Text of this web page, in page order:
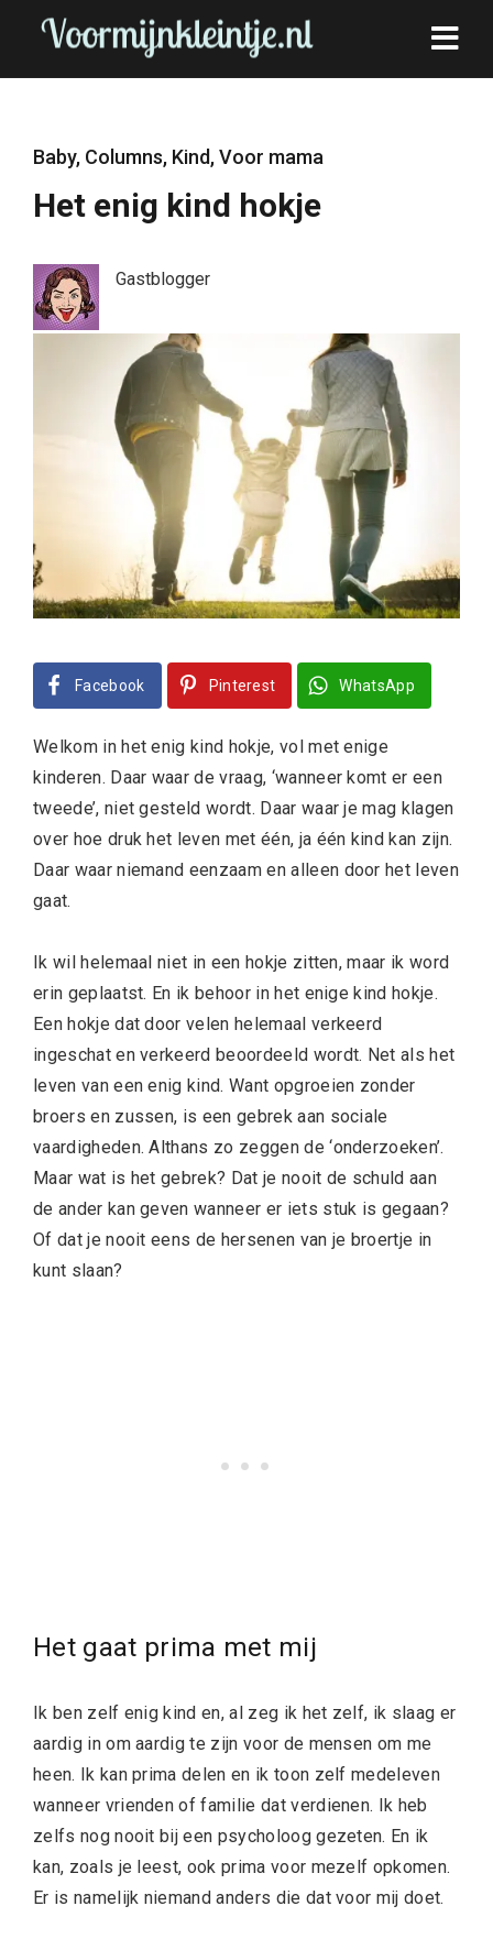
Baby, Columns, Kind,Voor mama
Het enig kind hokje
Gastblogger
Facebook Pinterest WhatsApp
Welkom in het enig kind hokje, vol met enige
kinderen. Daar waar de vraag, ‘wanneer komt er een
tweede’, niet gesteld wordt. Daar waar je mag klagen
over hoe druk het leven met één, ja één kind kan zijn.
Daar waar niemand eenzaam en alleen door het leven
gaat.
Ik wil helemaal niet in een hokje zitten, maar ik word
erin geplaatst. En ik behoor in het enige kind hokje.
Een hokje dat door velen helemaal verkeerd
ingeschat en verkeerd beoordeeld wordt. Net als het
leven van een enig kind. Want opgroeien zonder
broers en zussen, is een gebrek aan sociale
vaardigheden. Althans zo zeggen de ‘onderzoeken’.
Maar wat is het gebrek? Dat je nooit de schuld aan
de ander kan geven wanneer er iets stuk is gegaan?
Of dat je nooit eens de hersenen van je broertje in
kunt slaan?
Het gaat prima met mij
Ik ben zelf enig kind en, al zeg ik het zelf, ik slaag er
aardig in om aardig te zijn voor de mensen om me
heen. Ik kan prima delen en ik toon zelf medeleven
wanneer vrienden of familie dat verdienen. Ik heb
zelfs nog nooit bij een psycholoog gezeten. En ik
kan, zoals je leest, ook prima voor mezelf opkomen.
Er is namelijk niemand anders die dat voor mij doet.